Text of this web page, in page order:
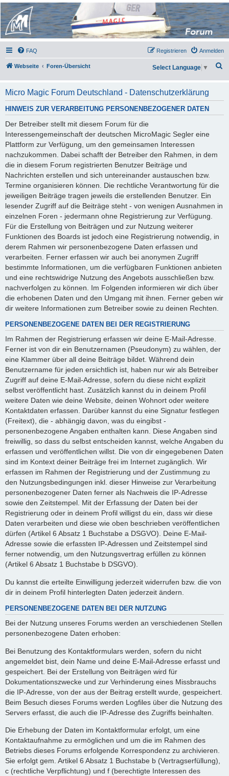
Micro Magic Forum
Deutschland
FAQ Anmelden
Registrieren
Webseite Foren-Übersicht
h
e
Select Language ▼
Micro Magic Forum Deutschland - Datenschutzerklärung
HINWEIS ZUR VERARBEITUNG PERSONENBEZOGENER DATEN
Der Betreiber stellt mit diesem Forum für die
Interessengemeinschaft der deutschen MicroMagic Segler eine
Plattform zur Verfügung, um den gemeinsamen Interessen
nachzukommen. Dabei schafft der Betreiber den Rahmen, in dem
die in diesem Forum registrierten Benutzer Beiträge und
Nachrichten erstellen und sich untereinander austauschen bzw.
Termine organisieren können. Die rechtliche Verantwortung für die
jeweiligen Beiträge tragen jeweils die erstellenden Benutzer. Ein
lesender Zugriff auf die Beiträge steht - von wenigen Ausnahmen in
einzelnen Foren - jedermann ohne Registrierung zur Verfügung.
Für die Erstellung von Beiträgen und zur Nutzung weiterer
Funktionen des Boards ist jedoch eine Registrierung notwendig, in
derem Rahmen wir personenbezogene Daten erfassen und
verarbeiten. Ferner erfassen wir auch bei anonymen Zugriff
bestimmte Informationen, um die verfügbaren Funktionen anbieten
und eine rechtswidrige Nutzung des Angebots ausschließen bzw.
nachverfolgen zu können. Im Folgenden informieren wir dich über
die erhobenen Daten und den Umgang mit ihnen. Ferner geben wir
dir weitere Informationen zum Betreiber sowie zu deinen Rechten.
PERSONENBEZOGENE DATEN BEI DER REGISTRIERUNG
Im Rahmen der Registrierung erfassen wir deine E-Mail-Adresse.
Ferner ist von dir ein Benutzernamen (Pseudonym) zu wählen, der
eine Klammer über all deine Beiträge bildet. Während dein
Benutzername für jeden ersichtlich ist, haben nur wir als Betreiber
Zugriff auf deine E-Mail-Adresse, sofern du diese nicht explizit
selbst veröffentlicht hast. Zusätzlich kannst du in deinem Profil
weitere Daten wie deine Website, deinen Wohnort oder weitere
Kontaktdaten erfassen. Darüber kannst du eine Signatur festlegen
(Freitext), die - abhängig davon, was du eingibst -
personenbezogene Angaben enthalten kann. Diese Angaben sind
freiwillig, so dass du selbst entscheiden kannst, welche Angaben du
erfassen und veröffentlichen willst. Die von dir eingegebenen Daten
sind im Kontext deiner Beiträge frei im Internet zugänglich. Wir
erfassen im Rahmen der Registrierung und der Zustimmung zu
den Nutzungsbedingungen inkl. dieser Hinweise zur Verarbeitung
personenbezogener Daten ferner als Nachweis die IP-Adresse
sowie den Zeitstempel. Mit der Erfassung der Daten bei der
Registrierung oder in deinem Profil willigst du ein, dass wir diese
Daten verarbeiten und diese wie oben beschrieben veröffentlichen
dürfen (Artikel 6 Absatz 1 Buchstabe a DSGVO). Deine E-Mail-
Adresse sowie die erfassten IP-Adressen und Zeitstempel sind
ferner notwendig, um den Nutzungsvertrag erfüllen zu können
(Artikel 6 Absatz 1 Buchstabe b DSGVO).
Du kannst die erteilte Einwilligung jederzeit widerrufen bzw. die von
dir in deinem Profil hinterlegten Daten jederzeit ändern.
PERSONENBEZOGENE DATEN BEI DER NUTZUNG
Bei der Nutzung unseres Forums werden an verschiedenen Stellen
personenbezogene Daten erhoben:
Bei Benutzung des Kontaktformulars werden, sofern du nicht
angemeldet bist, dein Name und deine E-Mail-Adresse erfasst und
gespeichert. Bei der Erstellung von Beiträgen wird für
Dokumentationszwecke und zur Verhinderung eines Missbrauchs
die IP-Adresse, von der aus der Beitrag erstellt wurde, gespeichert.
Beim Besuch dieses Forums werden Logfiles über die Nutzung des
Servers erfasst, die auch die IP-Adresse des Zugriffs beinhalten.
Die Erhebung der Daten im Kontaktformular erfolgt, um eine
Kontaktaufnahme zu ermöglichen und um die im Rahmen des
Betriebs dieses Forums erfolgende Korrespondenz zu archivieren.
Sie erfolgt gem. Artikel 6 Absatz 1 Buchstabe b (Vertragserfüllung),
c (rechtliche Verpflichtung) und f (berechtigte Interessen des